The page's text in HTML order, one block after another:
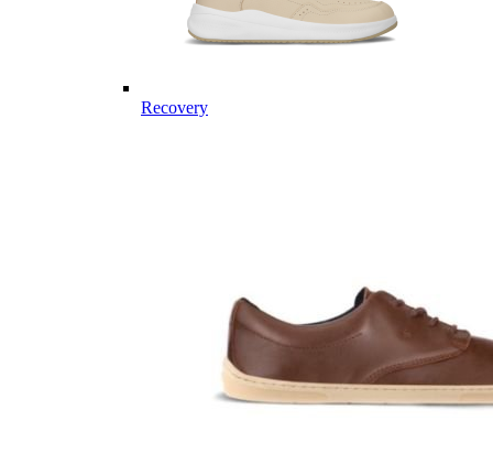
Recovery